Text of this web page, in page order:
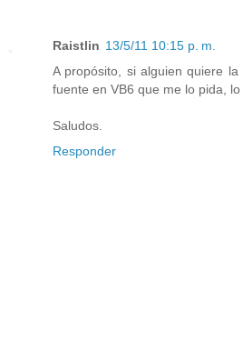
Raistlin 13/5/11 10:15 p. m.
A propósito, si alguien quiere
fuente en VB6 que me lo pida, lo
Saludos.
Responder